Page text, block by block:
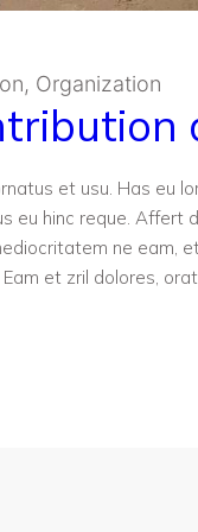
Organization
et usu. Has eu
eu hinc reque.
ne eam,
et zril dolores,